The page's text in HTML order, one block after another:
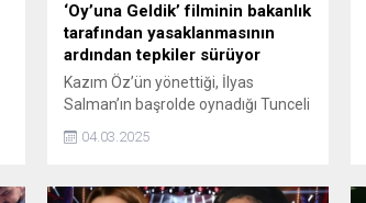
‘Oy’una Geldik’ filminin bakanlık
tarafından yasaklanmasının
ardından tepkiler sürüyor
Kazım Öz’ün yönettiği, İlyas
Salman’ın başrolde oynadığı Tunceli
Ovacık’ta çekilen “Oy’una Geldik”
filminin gösterimi, Kültür ve Turizm
haberinin ardından sanatçılardan
04.03.2025